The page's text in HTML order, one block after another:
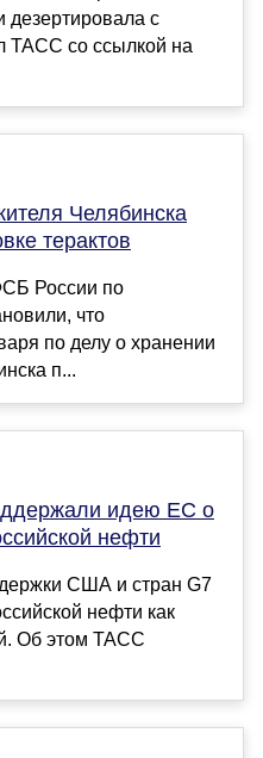
дезертировала с
ТАСС со ссылкой на
Челябинска
терактов
России по
что
по делу о хранении
п...
идею ЕС о
нефти
США и стран G7
нефти как
Об этом ТАСС